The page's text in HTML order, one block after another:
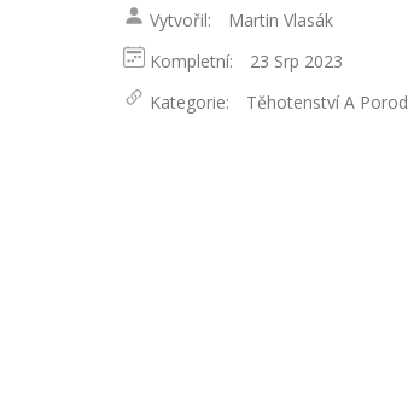
Vytvořil:
Martin Vlasák
Kompletní:
23 Srp 2023
Kategorie:
Těhotenství A Porod